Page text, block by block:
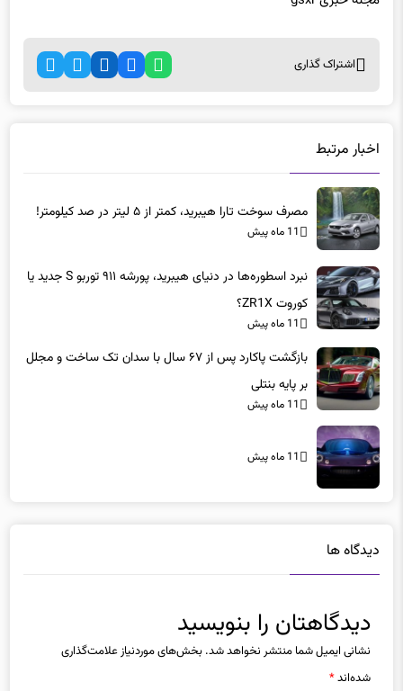
اشتراک گذاری
اخبار مرتبط
مصرف سوخت تارا هیبرید، کمتر از ۵ لیتر در صد کیلومتر!
11 ماه پیش
نبرد اسطوره‌ها در دنیای هیبرید، پورشه ۹۱۱ توربو S جدید یا
کوروت ZR1X؟
11 ماه پیش
بازگشت پاکارد پس از ۶۷ سال با سدان تک ساخت و مجلل
بر پایه بنتلی
11 ماه پیش
11 ماه پیش
دیدگاه ها
دیدگاهتان را بنویسید
نشانی ایمیل شما منتشر نخواهد شد. بخش‌های موردنیاز علامت‌گذاری
شده‌اند*